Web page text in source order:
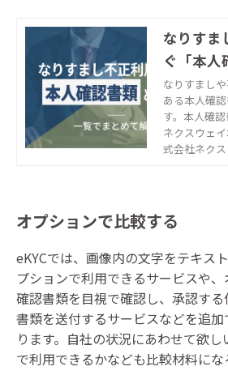
なりすま
ぐ「本人
｜株式会
なりすまし
ある本人確
す。本人確
っておきた
で本人確認が
ネクスウェ
式会社ネク
オプションで比較する
eKYCでは、画像内の文字をテキス
プションで利用できるサービスや
確認書類を目視で確認し、承認す
書類を送付するサービスなどを追
ります。自社の状況にあわせて欲
で利用できるかなども比較材料にな